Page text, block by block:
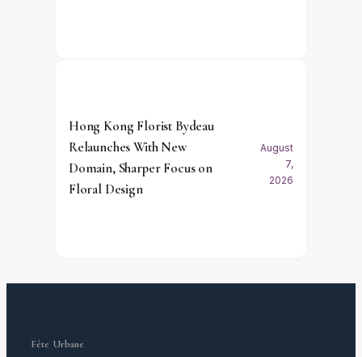
Hong Kong Florist Bydeau
Relaunches With New
Domain, Sharper Focus on
Floral Design
August
7,
2026
Fête Urbane